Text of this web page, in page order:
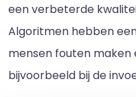
een verbeterde
Algoritmen hebben
mensen fouten maken
bijvoorbeeld bij de